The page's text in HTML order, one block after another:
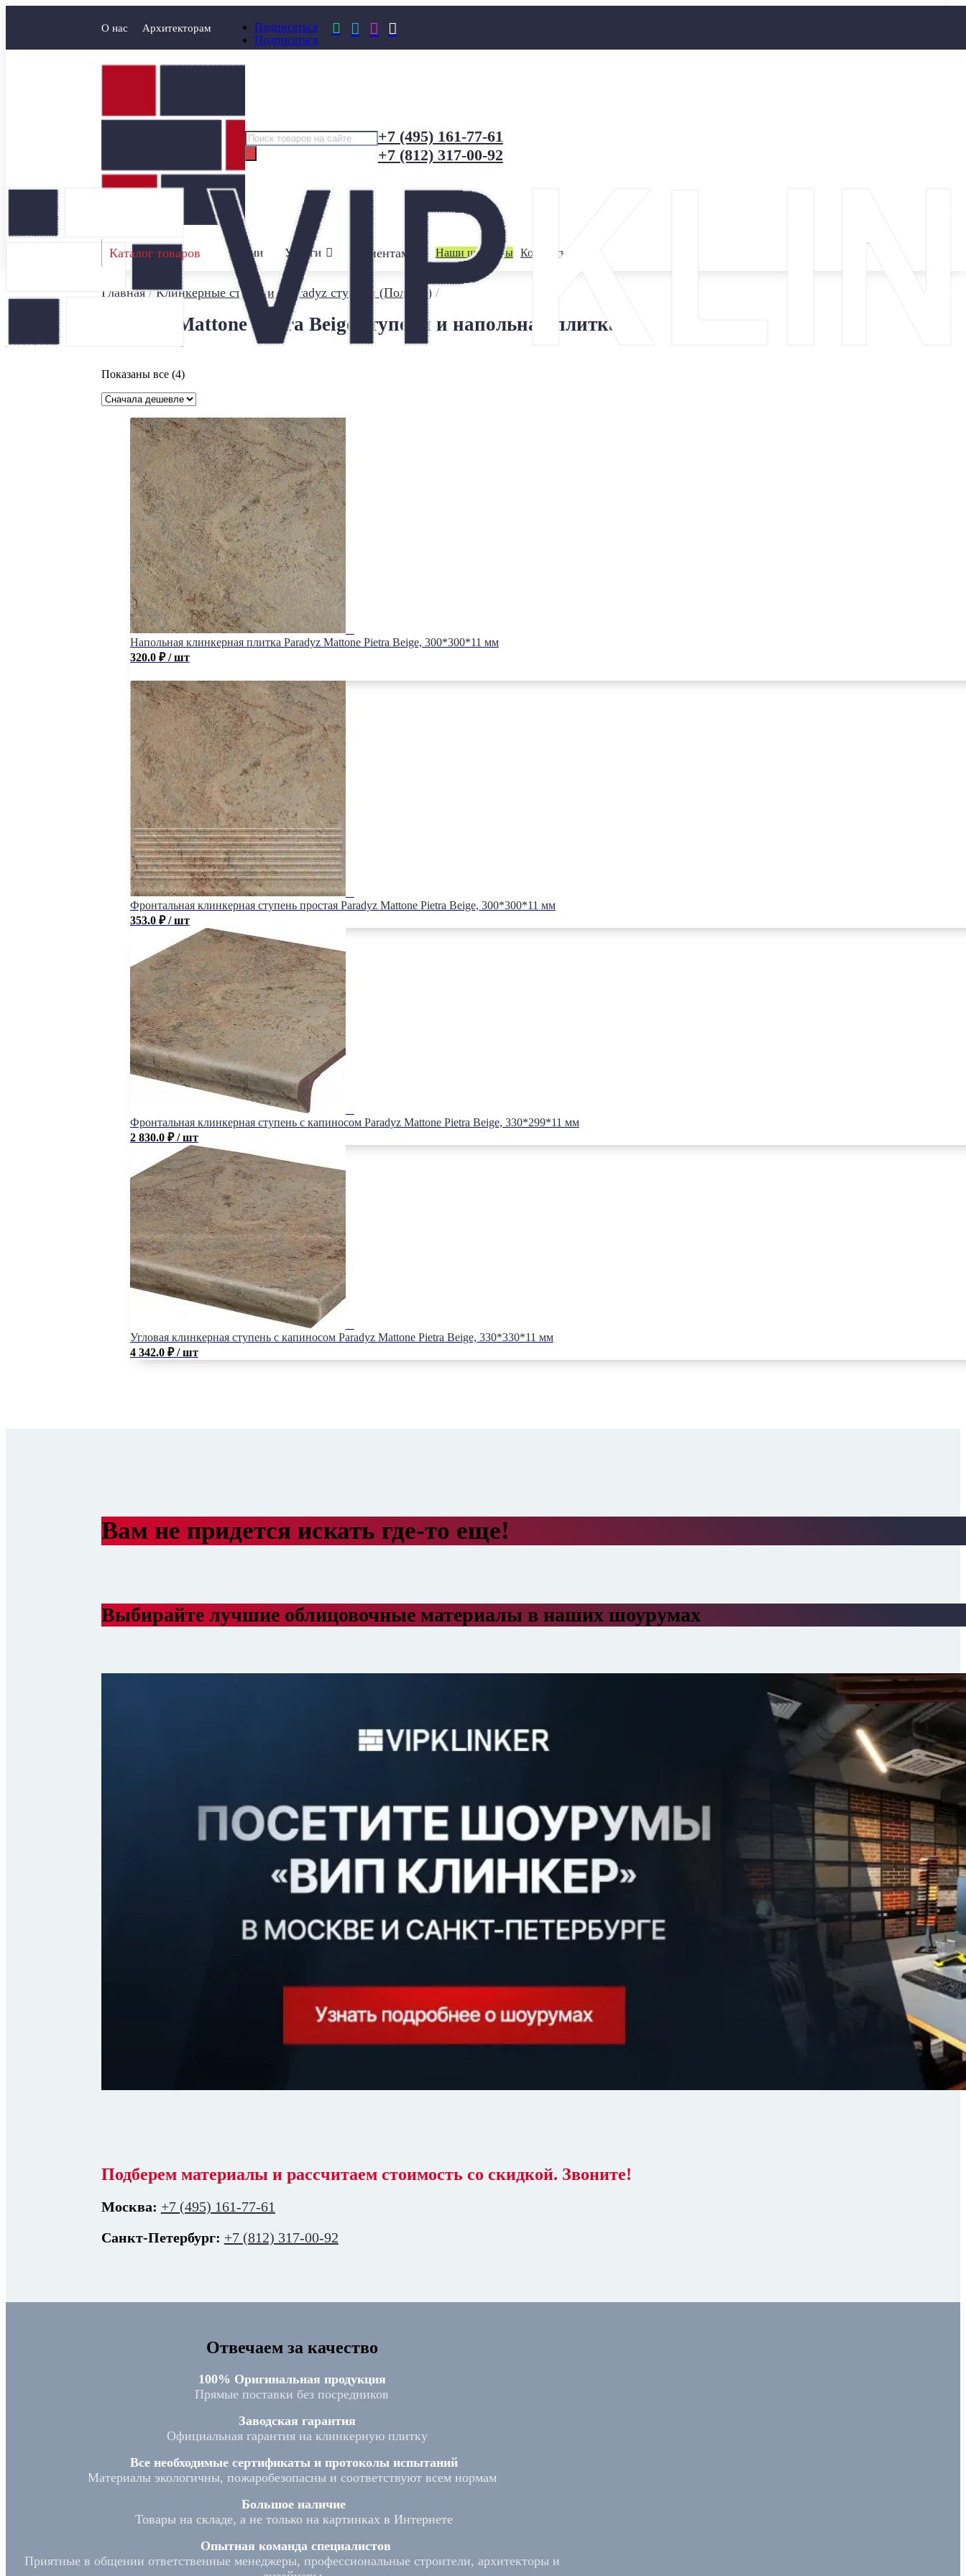
О нас Архитекторам
Подписаться
Подписаться
   
Поиск
товаров
+7 (495) 161-77-61
+7 (812) 317-00-92
Каталог товаров Акции Услуги Клиентам Наши шоурумы Контакты
Главная/Клинкерные ступени/ Paradyz ступени (Польша)/
Paradyz Mattone Pietra Beige ступени и напольная плитка
Показаны все (4)Цены:
возрастанию
Напольная клинкерная плитка Paradyz Mattone Pietra Beige, 300*300*11 мм
320.0 ₽ / шт
Фронтальная клинкерная ступень простая Paradyz Mattone Pietra Beige, 300*300*11 мм
353.0 ₽ / шт
Фронтальная клинкерная ступень с капиносом Paradyz Mattone Pietra Beige, 330*299*11 мм
2 830.0 ₽ / шт
Угловая клинкерная ступень с капиносом Paradyz Mattone Pietra Beige, 330*330*11 мм
4 342.0 ₽ / шт
Вам не придется искать где-то еще!
Выбирайте лучшие облицовочные материалы в наших шоурумах
Подберем материалы и рассчитаем стоимость со скидкой. Звоните!
Москва: +7 (495) 161-77-61
Санкт-Петербург: +7 (812) 317-00-92
Отвечаем за качество
100% Оригинальная продукция
Прямые поставки без посредников
Заводская гарантия
Официальная гарантия на клинкерную плитку
Все необходимые сертификаты и протоколы испытаний
Материалы экологичны, пожаробезопасны и соответствуют всем нормам
Большое наличие
Товары на складе, а не только на картинках в Интернете
Опытная команда специалистов
Приятные в общении ответственные менеджеры, профессиональные строители, архитекторы и